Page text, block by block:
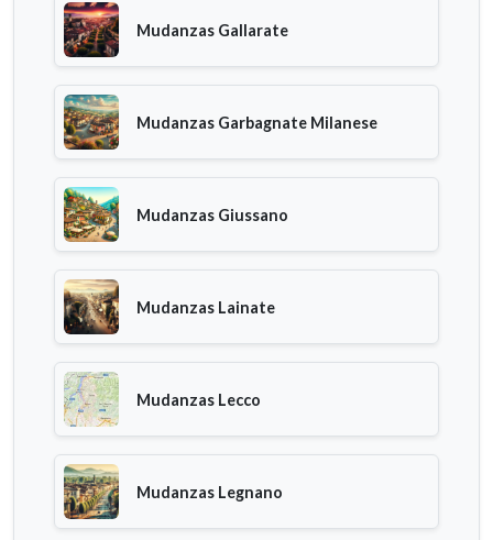
Mudanzas Gallarate
Mudanzas Garbagnate Milanese
Mudanzas Giussano
Mudanzas Lainate
Mudanzas Lecco
Mudanzas Legnano